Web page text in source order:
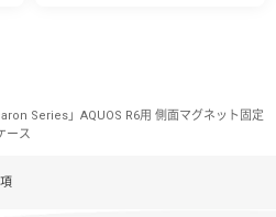
Series」AQUOS R6用 側面マグネット固定
ース